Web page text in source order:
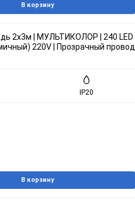
В корзину
2х3м | МУЛЬТИКОЛОР | 240 LED
220V | Прозрачный провод
IP20
В корзину